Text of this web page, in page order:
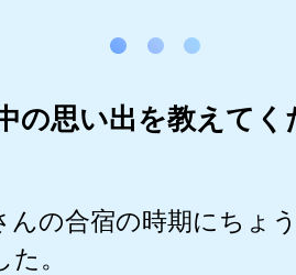
の思い出を教えてく
んの合宿の時期にちょ
た。